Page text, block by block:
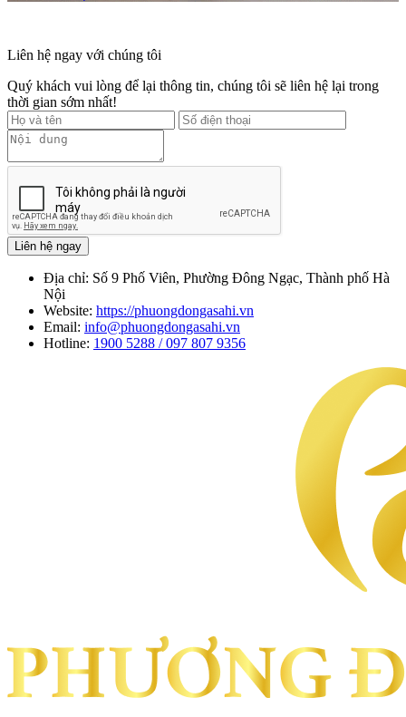
Liên hệ ngay với chúng tôi
Quý khách vui lòng để lại thông tin, chúng tôi sẽ liên hệ lại trong
thời gian sớm nhất!
Liên hệ ngay
Địa chỉ: Số 9 Phố Viên, Phường Đông Ngạc, Thành phố Hà
Nội
Website: https://phuongdongasahi.vn
Email: info@phuongdongasahi.vn
Hotline: 1900 5288 / 097 807 9356